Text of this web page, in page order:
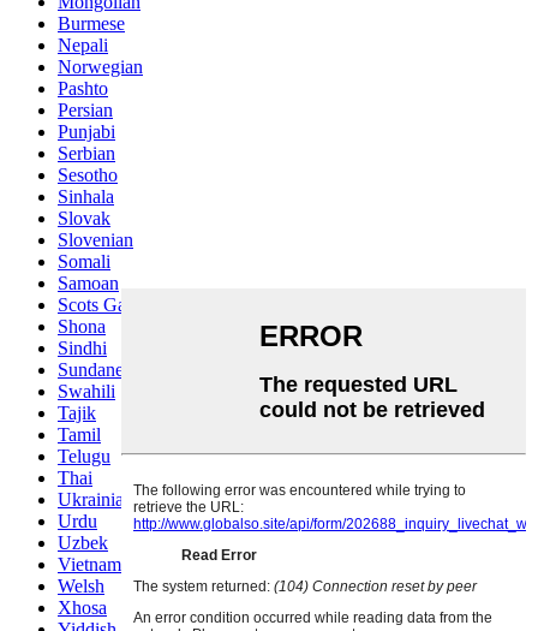
Burmese
Nepali
Norwegian
Pashto
Persian
Punjabi
Serbian
Sesotho
Sinhala
Slovak
Slovenian
Somali
Samoan
Scots Gaelic
Shona
Sindhi
Sundanese
Swahili
Tajik
Tamil
Telugu
Thai
Ukrainian
Urdu
Uzbek
Vietnamese
Welsh
Xhosa